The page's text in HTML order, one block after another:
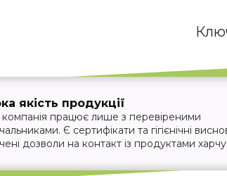
якість продукції
працює лише з перевіреними
Є сертифікати та гігієнічні
дозволи на контакт із продуктами